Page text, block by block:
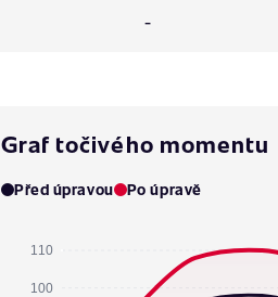
-
Graf točivého momentu
Před úpravou Po úpravě
110
100